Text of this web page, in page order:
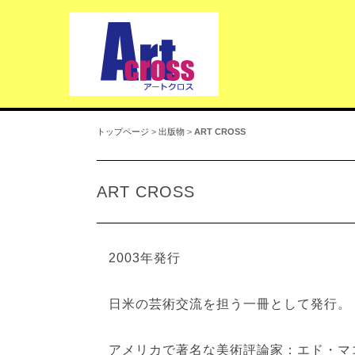
トップページ > 出版物 > ART CROSS
ART CROSS
2003年発行
日米の芸術交流を担う一冊として発行。
アメリカで著名な美術評論家：エド・